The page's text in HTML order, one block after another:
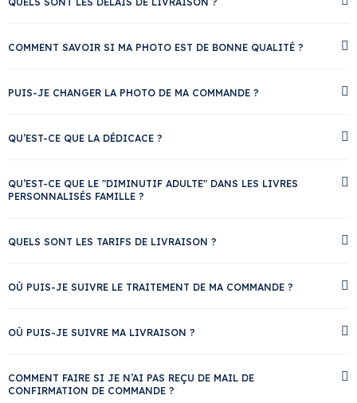
COMMENT SAVOIR SI MA PHOTO EST DE BONNE QUALITÉ ?
PUIS-JE CHANGER LA PHOTO DE MA COMMANDE ?
QU’EST-CE QUE LA DÉDICACE ?
QU’EST-CE QUE LE "DIMINUTIF ADULTE" DANS LES LIVRES
PERSONNALISÉS FAMILLE ?
QUELS SONT LES TARIFS DE LIVRAISON ?
OÙ PUIS-JE SUIVRE LE TRAITEMENT DE MA COMMANDE ?
OÙ PUIS-JE SUIVRE MA LIVRAISON ?
COMMENT FAIRE SI JE N’AI PAS REÇU DE MAIL DE
CONFIRMATION DE COMMANDE ?